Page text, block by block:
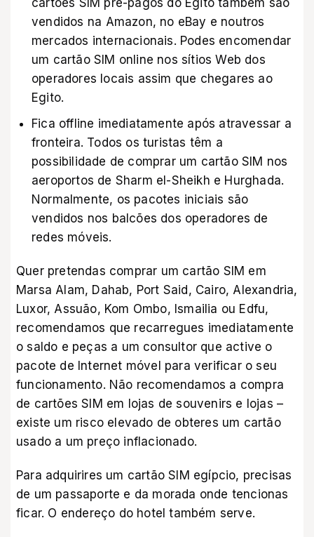
vendidos na Amazon, no eBay e noutros
mercados internacionais. Podes encomendar
um cartão SIM online nos sítios Web dos
operadores locais assim que chegares ao
Egito.
Fica offline imediatamente após atravessar a
fronteira. Todos os turistas têm a
possibilidade de comprar um cartão SIM nos
aeroportos de Sharm el-Sheikh e Hurghada.
Normalmente, os pacotes iniciais são
vendidos nos balcões dos operadores de
redes móveis.
Quer pretendas comprar um cartão SIM em
Marsa Alam, Dahab, Port Said, Cairo, Alexandria,
Luxor, Assuão, Kom Ombo, Ismailia ou Edfu,
recomendamos que recarregues imediatamente
o saldo e peças a um consultor que active o
pacote de Internet móvel para verificar o seu
funcionamento. Não recomendamos a compra
de cartões SIM em lojas de souvenirs e lojas –
existe um risco elevado de obteres um cartão
usado a um preço inflacionado.
Para adquirires um cartão SIM egípcio, precisas
de um passaporte e da morada onde tencionas
ficar. O endereço do hotel também serve.